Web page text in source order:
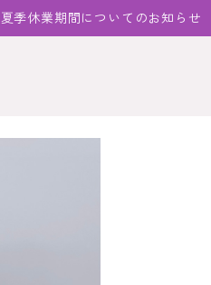
夏季休業期間についてのお知らせ